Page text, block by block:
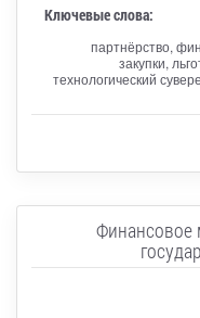
Ключевые слова:
партнёрство,
закупки,
технологический
Финансовое